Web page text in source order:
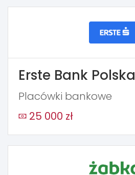
Erste Bank Polska
Placówki bankowe
25 000 zł